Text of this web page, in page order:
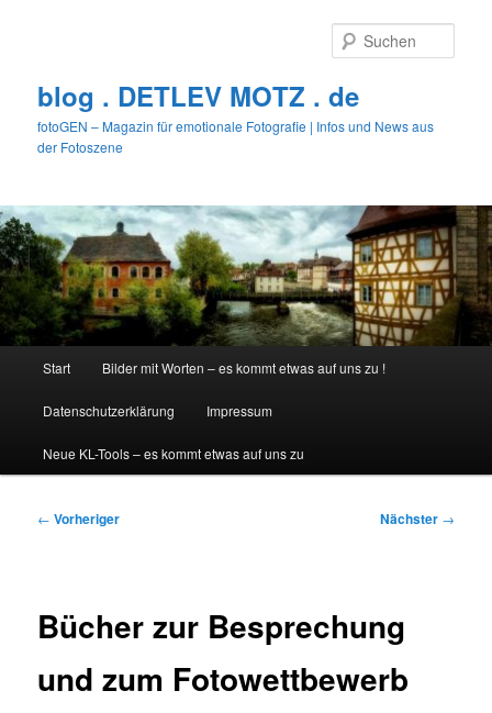
blog . DETLEV MOTZ . de
fotoGEN – Magazin für emotionale Fotografie | Infos und News aus
der Fotoszene
Start Bilder mit Worten – es kommt etwas auf uns zu !
Datenschutzerklärung Impressum
Neue KL-Tools – es kommt etwas auf uns zu
Beitragsnavigation
← Vorheriger Nächster →
Bücher zur Besprechung
und zum Fotowettbewerb